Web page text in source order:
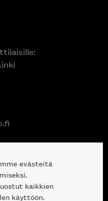
evästeitä
kaikkien
käyttöön.